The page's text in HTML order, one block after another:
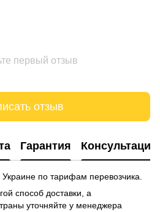
первый отзыв
отзыв
Гарантия Консультация
Украине по тарифам перевозчика.
способ доставки, а
уточняйте у менеджера